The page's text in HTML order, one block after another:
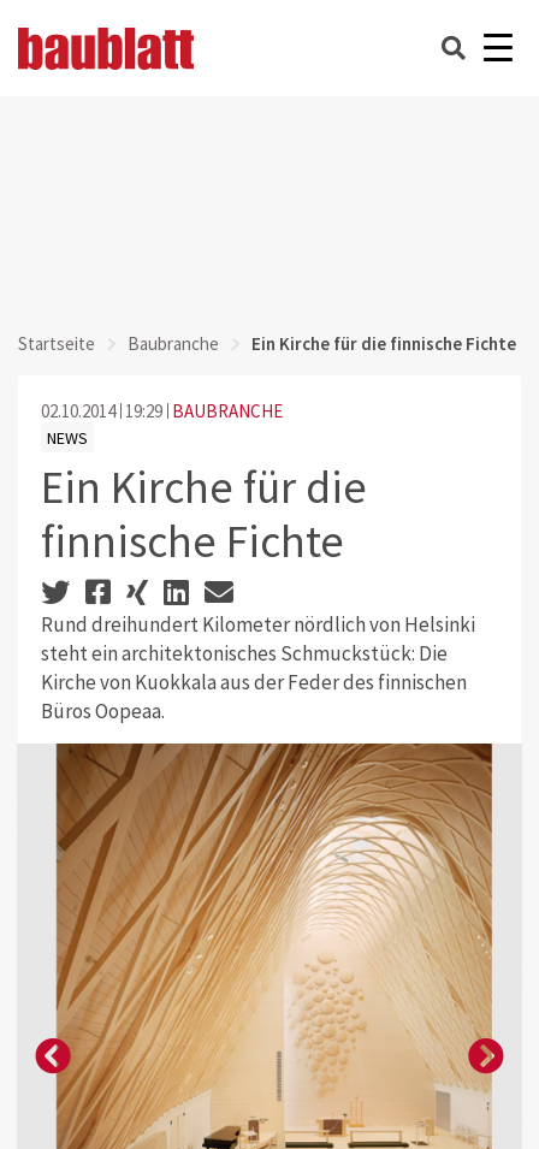
Startseite Baubranche Ein Kirche für die finnische Fichte
02.10.2014 19:29 BAUBRANCHE
NEWS
Ein Kirche für die
finnische Fichte
Rund dreihundert Kilometer nördlich von Helsinki
steht ein architektonisches Schmuckstück: Die
Kirche von Kuokkala aus der Feder des finnischen
Büros Oopeaa.